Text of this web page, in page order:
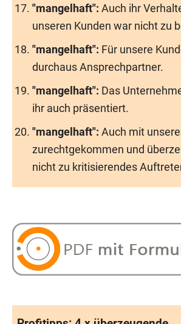
"mangelhaft": Auch ihr
unseren Kunden war nicht zu
"mangelhaft": Für unsere
durchaus Ansprechpartner.
"mangelhaft": Das
ihr auch präsentiert.
"mangelhaft": Auch mit
zurechtgekommen und
nicht zu kritisierendes